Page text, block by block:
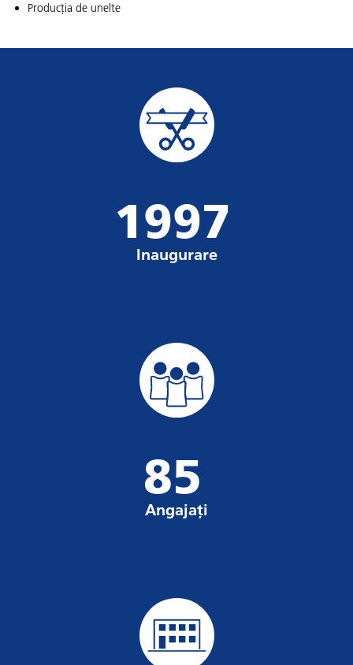
Producția de unelte
1997
Inaugurare
85
Angajați